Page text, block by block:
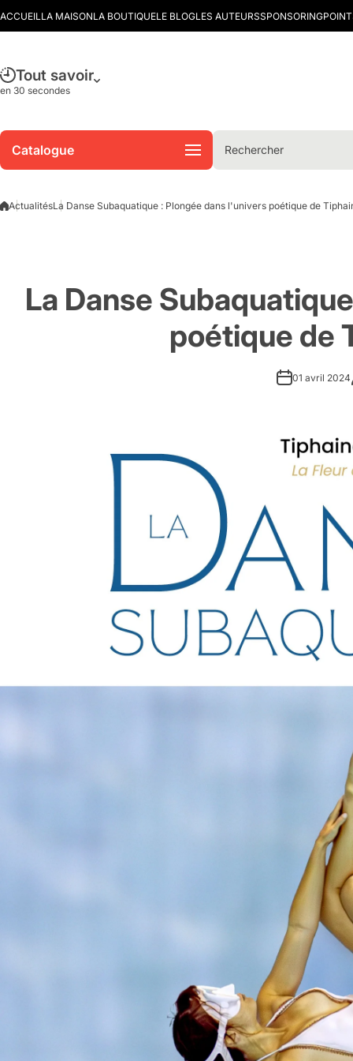
ACCUEIL LA MAISONLA BOUTIQUELE BLOGLES AUTEURSSPONSORING
Tout savoir
en 30 secondes
Catalogue Rechercher
ActualitésLa Danse Subaquatique : Plongée dans l'univers poétique de
La Danse
poétique de
01 avril 2024